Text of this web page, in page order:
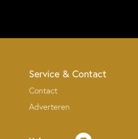
Service & Contact
Contact
Adverteren